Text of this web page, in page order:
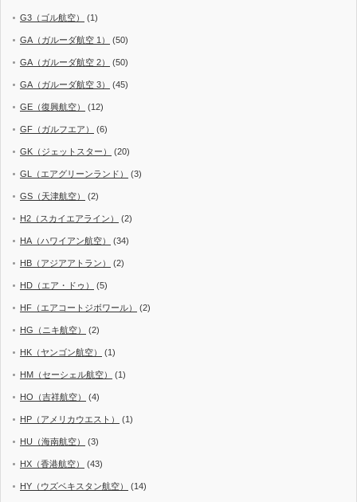
G3（ゴル航空） (1)
GA（ガルーダ航空 1） (50)
GA（ガルーダ航空 2） (50)
GA（ガルーダ航空 3） (45)
GE（復興航空） (12)
GF（ガルフエア） (6)
GK（ジェットスター） (20)
GL（エアグリーンランド） (3)
GS（天津航空） (2)
H2（スカイエアライン） (2)
HA（ハワイアン航空） (34)
HB（アジアアトラン） (2)
HD（エア・ドゥ） (5)
HF（エアコートジボワール） (2)
HG（ニキ航空） (2)
HK（ヤンゴン航空） (1)
HM（セーシェル航空） (1)
HO（吉祥航空） (4)
HP（アメリカウエスト） (1)
HU（海南航空） (3)
HX（香港航空） (43)
HY（ウズベキスタン航空） (14)